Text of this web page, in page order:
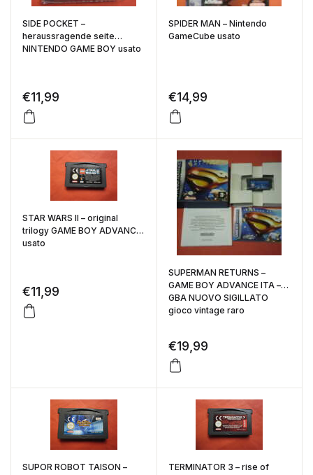
SIDE POCKET –
heraussragende seite
NINTENDO GAME BOY usato
€11,99
SPIDER MAN – Nintendo
GameCube usato
€14,99
STAR WARS II – original
trilogy GAME BOY ADVANCE
usato
€11,99
SUPERMAN RETURNS –
GAME BOY ADVANCE ITA –
GBA NUOVO SIGILLATO
gioco vintage raro
€19,99
SUPOR ROBOT TAISON –
TERMINATOR 3 – rise of